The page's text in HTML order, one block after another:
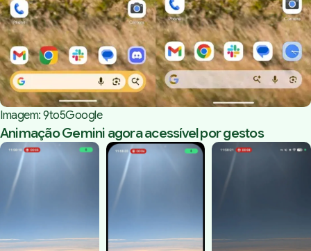
Imagem: 9to5Google
Animação Gemini agora acessível por gestos